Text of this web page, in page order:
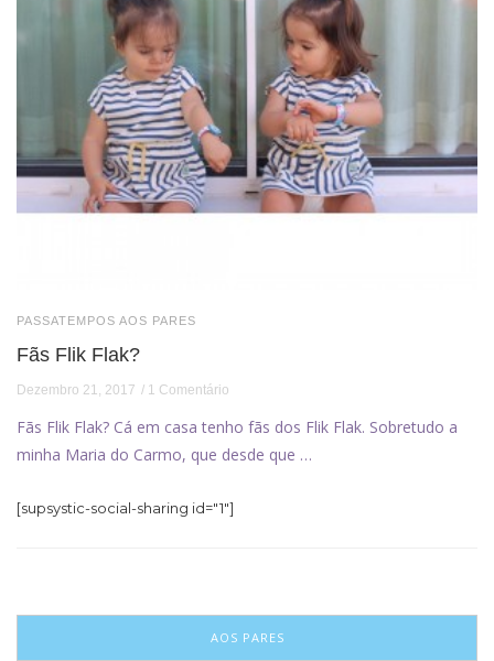
PASSATEMPOS AOS PARES
Fãs Flik Flak?
Dezembro 21, 2017 1 Comentário
Fãs Flik Flak? Cá em casa tenho fãs dos Flik Flak. Sobretudo a
minha Maria do Carmo, que desde que …
[supsystic-social-sharing id="1"]
AOS PARES